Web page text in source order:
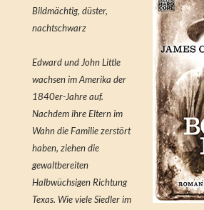
Bildmächtig, düster,
nachtschwarz
Edward und John Little
wachsen im Amerika der
1840er-Jahre auf.
Nachdem ihre Eltern im
Wahn die Familie zerstört
haben, ziehen die
gewaltbereiten
Halbwüchsigen Richtung
Texas. Wie viele Siedler im